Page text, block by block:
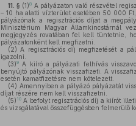
11. § (1)8 A pályázaton való részvétel
– 10 ha alatti vízterület esetében 50 000
pályázónak a regisztrációs díjat a
Minisztérium Magyar Államkincstárnál
megjegyzés rovatában fel kell tüntetnie,
pályázatonként kell megfizetni.
(2) A regisztrációs díj megfizetését a
igazolni.
(3)9A kiíró a pályázati felhívás
benyújtó pályázónak visszafizeti. A
esetén kamatfizetésre nem kötelezett.
(4) Amennyiben a pályázó pályázatát
díjat részére nem kell visszafizetni.
(5) 10A befolyt regisztrációs díj a kiírót
és vizsgálatával összefüggésben felmerülő